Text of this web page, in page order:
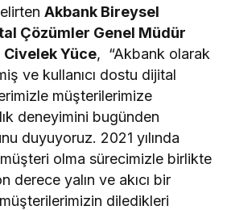
Akbank Bireysel
Çözümler Genel Müdür
Civelek Yüce, “Akbank olarak
ve kullanıcı dostu dijital
müşterilerimize
deneyimini bugünden
duyuyoruz. 2021 yılında
olma sürecimizle birlikte
derece yalın ve akıcı bir
diledikleri